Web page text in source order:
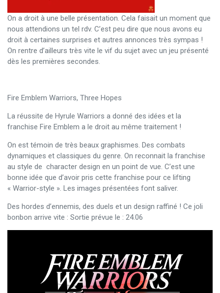
On a droit à une belle présentation. Cela faisait un moment que
nous attendions un tel rdv. C’est peu dire que nous avons eu
droit à certaines surprises et autres annonces très sympas !
On rentre d’ailleurs très vite le vif du sujet avec un jeu présenté
dès les premières secondes.
Fire Emblem Warriors, Three Hopes
La réussite de Hyrule Warriors a donné des idées et la
franchise Fire Emblem a le droit au même traitement !
On est témoin de très beaux graphismes. Des combats
dynamiques et classiques du genre. On reconnait la franchise
au style de character design en un point de vue. C’est une
bonne idée que d’avoir pris cette franchise pour ce lifting
« Warrior-style ». Les images présentées font saliver.
Des hordes d’ennemis, des duels et un design raffiné ! Ce joli
bonbon arrive vite : Sortie prévue le : 24.06